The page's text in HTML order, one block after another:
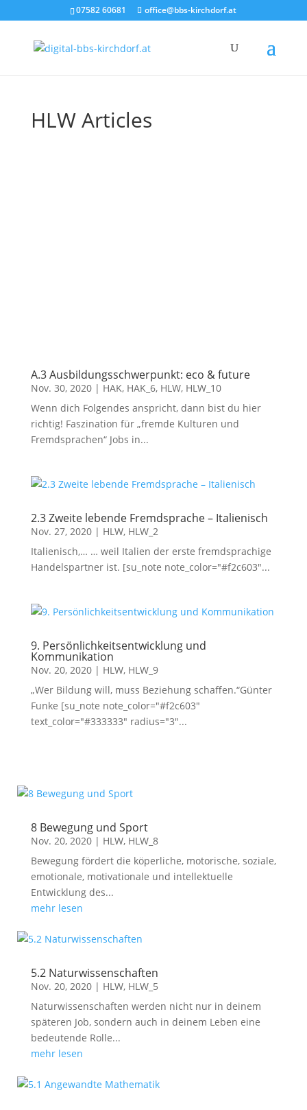
07582 60681 office@bbs-kirchdorf.at
HLW Articles
A.3 Ausbildungsschwerpunkt: eco & future
Nov. 30, 2020| HAK, HAK_6, HLW, HLW_10
Wenn dich Folgendes anspricht, dann bist du hier
richtig! Faszination für „fremde Kulturen und
Fremdsprachen“ Jobs in...
2.3 Zweite lebende Fremdsprache – Italienisch
Nov. 27, 2020| HLW, HLW_2
Italienisch,… … weil Italien der erste fremdsprachige
Handelspartner ist. [su_note note_color="#f2c603"...
9. Persönlichkeitsentwicklung und
Kommunikation
Nov. 20, 2020| HLW, HLW_9
„Wer Bildung will, muss Beziehung schaffen.“Günter
Funke [su_note note_color="#f2c603"
text_color="#333333" radius="3"...
8 Bewegung und Sport
Nov. 20, 2020| HLW, HLW_8
Bewegung fördert die köperliche, motorische, soziale,
emotionale, motivationale und intellektuelle
Entwicklung des...
mehr lesen
5.2 Naturwissenschaften
Nov. 20, 2020| HLW, HLW_5
Naturwissenschaften werden nicht nur in deinem
späteren Job, sondern auch in deinem Leben eine
bedeutende Rolle...
mehr lesen